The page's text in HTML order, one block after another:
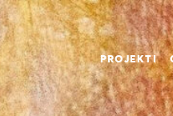
PROJEKTI